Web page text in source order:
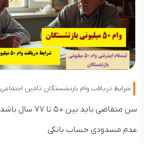
شرایط دریافت وام بازنشستگان تامین اجتماعی ۱۴۰۴
سن متقاضی باید بین ۵۰ تا ۷۷ سال باشد
عدم مسدودی حساب بانکی